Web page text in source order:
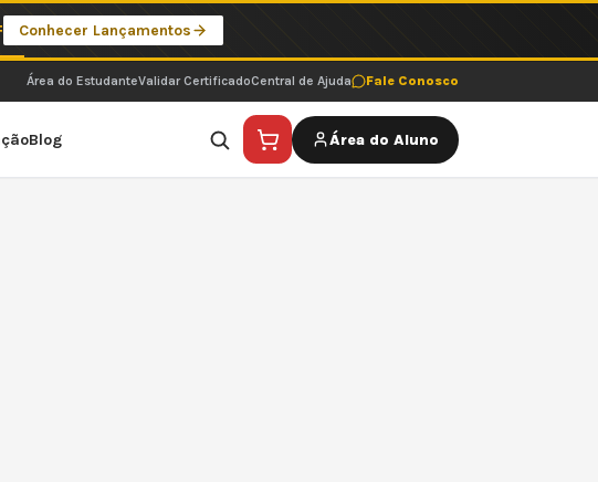
Conhecer Lançamentos
Área do EstudanteValidar CertificadoCentral de Ajuda Fale Conosco
Blog Área do Aluno